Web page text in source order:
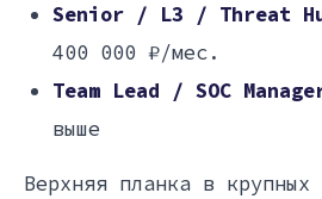
Senior / L3 / Threat
400 000 ₽/мес.
Team Lead / SOC
выше
Верхняя планка в крупных